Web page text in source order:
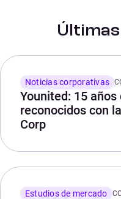
Noticias corporativas
Younited: 15
reconocidos con
Corp
Estudios de mercado